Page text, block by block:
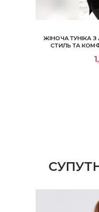
ЖІНОЧА ТУНІКА
СТИЛЬ ТА